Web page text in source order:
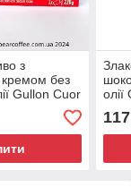
з
без
Gullon Cuor
cacao